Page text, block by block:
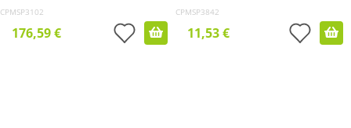
CPMSP3102
176,59 €
CPMSP3842
11,53 €